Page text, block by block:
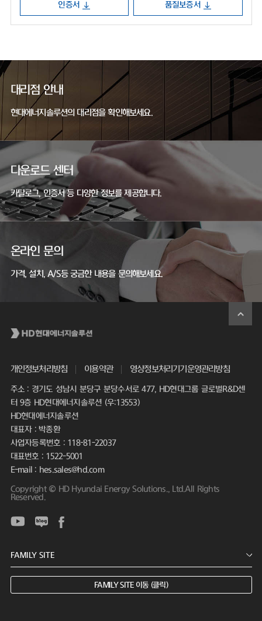
인증서 품질보증서
대리점 안내
현대에너지솔루션의 대리점을 확인해보세요.
다운로드 센터
카탈로그, 인증서 등 다양한 정보를 제공합니다.
온라인 문의
가격, 설치, A/S등 궁금한 내용을 문의해보세요.
개인정보처리방침 이용약관 영상정보처리기기운영관리방침
주소 : 경기도 성남시 분당구 분당수서로 477, HD현대그룹 글로벌R&D센
터 9층 HD현대에너지솔루션 (우:13553)
HD현대에너지솔루션
대표자 : 박종환
사업자등록번호 : 118-81-22037
대표번호 : 1522-5001
E-mail : hes.sales@hd.com
Copyright © HD Hyundai Energy Solutions., Ltd.All Rights
Reserved.
FAMILY SITE 이동 (클릭)